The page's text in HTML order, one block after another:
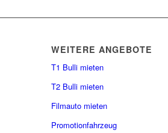
WEITERE ANGEBOTE
T1 Bulli mieten
T2 Bulli mieten
Filmauto mieten
Promotionfahrzeug